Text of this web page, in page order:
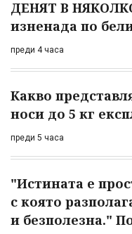
ДЕНЯТ В
изненада по
преди 4 часа
Какво
носи до 5 кг
преди 5 часа
"Истината е
с която
и безполезна."